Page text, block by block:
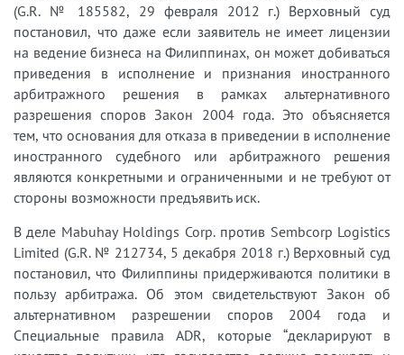
(G.R. № 185582, 29 февраля 2012 г.) Верховный суд
постановил, что даже если заявитель не имеет лицензии
на ведение бизнеса на Филиппинах, он может добиваться
приведения в исполнение и признания иностранного
арбитражного решения в рамках альтернативного
разрешения споров Закон 2004 года. Это объясняется
тем, что основания для отказа в приведении в исполнение
иностранного судебного или арбитражного решения
являются конкретными и ограниченными и не требуют от
стороны возможности предъявить иск.
В деле Mabuhay Holdings Corp. против Sembcorp Logistics
Limited (G.R. № 212734, 5 декабря 2018 г.) Верховный суд
постановил, что Филиппины придерживаются политики в
пользу арбитража. Об этом свидетельствуют Закон об
альтернативном разрешении споров 2004 года и
Специальные правила ADR, которые “декларируют в